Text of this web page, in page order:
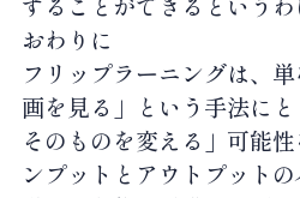
おわりに
フリップラーニングは、
画を見る」という手法に
そのものを変える」可能
ンプットとアウトプットの